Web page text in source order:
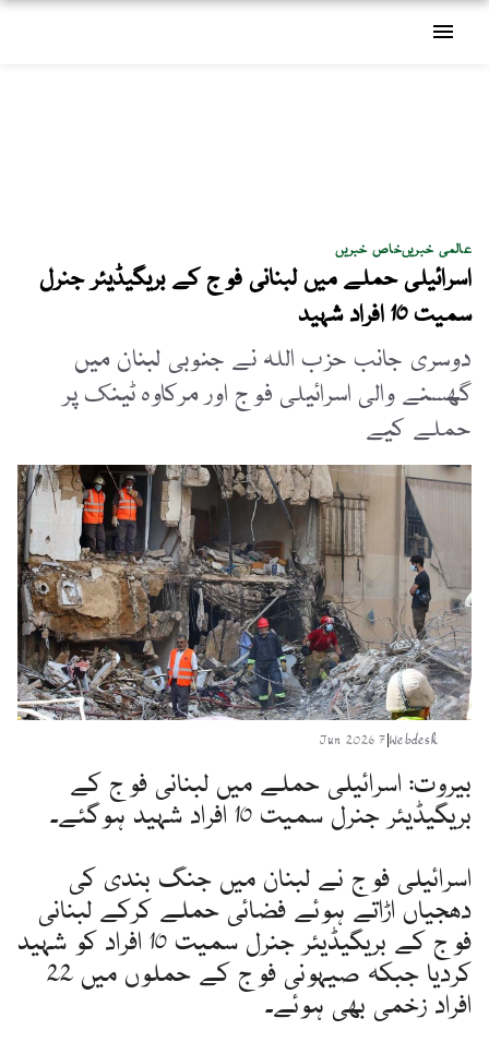
menu
عالمی خبریںخاص خبریں
اسرائیلی حملے میں لبنانی فوج کے بریگیڈیئر جنرل
سمیت 10 افراد شہید
دوسری جانب حزب اللہ نے جنوبی لبنان میں
گھسنے والی اسرائیلی فوج اور مرکاوہ ٹینک پر
حملے کیے
Webdesk
|
7 Jun 2026
بیروت: اسرائیلی حملے میں لبنانی فوج کے
بریگیڈیئر جنرل سمیت 10 افراد شہید ہوگئے۔
اسرائیلی فوج نے لبنان میں جنگ بندی کی
دھجیاں اڑاتے ہوئے فضائی حملے کرکے لبنانی
فوج کے بریگیڈیئر جنرل سمیت 10 افراد کو شہید
کردیا جبکہ صیہونی فوج کے حملوں میں 22
افراد زخمی بھی ہوئے۔